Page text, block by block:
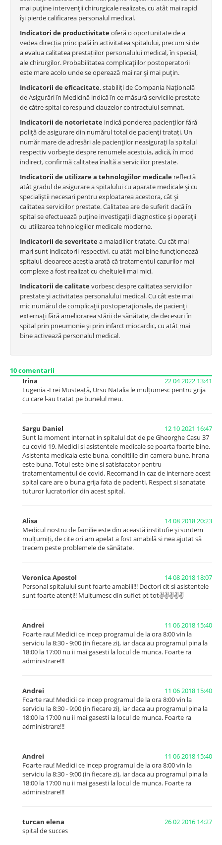
mai puţine intervenţii chirurgicale realizate, cu atât mai rapid
îşi pierde calificarea personalul medical.
Indicatori de productivitate oferă o oportunitate de a
vedea direcția principală în activitatea spitalului, precum și de
a evalua calitatea prestațiilor personalului medical, în special,
ale chirurgilor. Probabilitatea complicaţiilor postoperatorii
este mare acolo unde se operează mai rar şi mai puţin.
Indicatorii de eficacitate, stabiliți de Compania Naţională
de Asigurări în Medicină indică în ce măsură serviciile prestate
de către spital corespund clauzelor contractului semnat.
Indicatorii de notorietate indică ponderea pacienţilor fără
poliţă de asigurare din numărul total de pacienţi tratați. Un
număr mare de adresări ale pacienţilor neasiguraţi la spitalul
respectiv vorbeşte despre renumele acestuia, adică, în mod
indirect, confirmă calitatea înaltă a serviciilor prestate.
Indicatorii de utilizare a tehnologiilor medicale reflectă
atât gradul de asigurare a spitalului cu aparate medicale şi cu
specialiştii necesari pentru exploatarea acestora, cât şi
calitatea serviciilor prestate. Calitatea are de suferit dacă în
spital se efectuează puţine investigaţii diagnostice şi operaţii
cu utilizarea tehnologiilor medicale moderne.
Indicatorii de severitate a maladiilor tratate. Cu cât mai
mari sunt indicatorii respectivi, cu atât mai bine funcţionează
spitalul, deoarece aceștia arată că tratamentul cazurilor mai
complexe a fost realizat cu cheltuieli mai mici.
Indicatorii de calitate vorbesc despre calitatea serviciilor
prestate şi activitatea personalului medical. Cu cât este mai
mic numărul de complicaţii postoperaţionale, de pacienţi
externaţi fără ameliorarea stării de sănătate, de decesuri în
spital prin pneumonie şi prin infarct miocardic, cu atât mai
bine activează personalul medical.
10comentarii
Irina
22 04 2022 13:41
Eugenia -Frei Musteață, Ursu Natalia le mulțumesc pentru grija
cu care l-au tratat pe bunelul meu.
Sargu Daniel
12 10 2021 16:47
Sunt la moment internat in spitalul dat de pe Gheorghe Casu 37
cu covid 19. Medicii si asistentele medicale se poarta foarte bine.
Asistenta medicala este buna, conditiile din camera bune, hrana
este buna. Totul este bine si satisfacator pentru
tratamentamentul de covid. Recomand in caz de internare acest
spital care are o buna grija fata de pacienti. Respect si sanatate
tuturor lucratorilor din acest spital.
Alisa
14 08 2018 20:23
Medicul nostru de familie este din această instituťie şi suntem
mulțumiți, de cite ori am apelat a fost amabilă si nea ajutat să
trecem peste problemele de sănătate.
Veronica Apostol
14 08 2018 18:07
Personal spitalului sunt foarte amabili!!! Doctori cit si asistentele
sunt foarte atenți!! Mulțumesc din suflet pt tot✌️✌️✌️✌️✌️
Andrei
11 06 2018 15:40
Foarte rau! Medicii ce incep programul de la ora 8:00 vin la
serviciu la 8:30 - 9:00 (in fiecare zi), iar daca au programul pina la
18:00 la 17:00 nu ii mai gasesti la locul de munca. Foarte ra
administrare!!!
Andrei
11 06 2018 15:40
Foarte rau! Medicii ce incep programul de la ora 8:00 vin la
serviciu la 8:30 - 9:00 (in fiecare zi), iar daca au programul pina la
18:00 la 17:00 nu ii mai gasesti la locul de munca. Foarte ra
administrare!!!
Andrei
11 06 2018 15:40
Foarte rau! Medicii ce incep programul de la ora 8:00 vin la
serviciu la 8:30 - 9:00 (in fiecare zi), iar daca au programul pina la
18:00 la 17:00 nu ii mai gasesti la locul de munca. Foarte ra
administrare!!!
turcan elena
26 02 2016 14:27
spital de succes